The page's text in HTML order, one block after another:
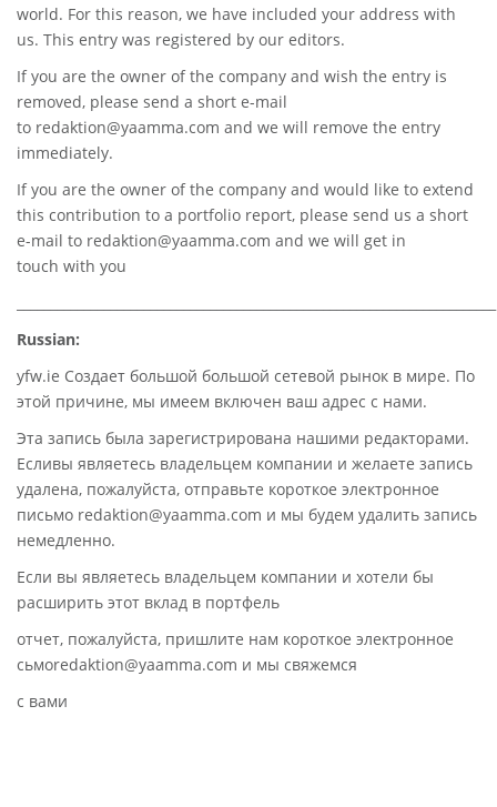
world. For this reason, we have included your address with
us. This entry was registered by our editors.
If you are the owner of the company and wish the entry is
removed, please send a short e-mail
to redaktion@yaamma.com and we will remove the entry
immediately.
If you are the owner of the company and would like to extend
this contribution to a portfolio report, please send us a short
e-mail to redaktion@yaamma.com and we will get in
touch with you
Russian:
yfw.ie Создает большой большой сетевой рынок в мире. По
этой причине, мы имеем включен ваш адрес с нами.
Эта запись была зарегистрирована нашими редакторами.
Есливы являетесь владельцем компании и желаете запись
удалена, пожалуйста, отправьте короткое электронное
письмо redaktion@yaamma.com и мы будем удалить запись
немедленно.
Если вы являетесь владельцем компании и хотели бы
расширить этот вклад в портфель
отчет, пожалуйста, пришлите нам короткое электронное
сьмоredaktion@yaamma.com и мы свяжемся
с вами